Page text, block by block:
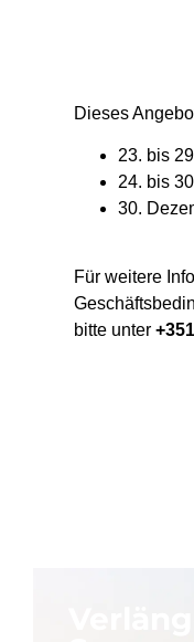
Dieses
23. bis
24. bis
30.
Für weitere
bitte unter